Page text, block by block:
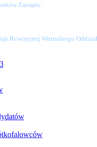
Zarządu:
Rewizyjnej Wirtualnego